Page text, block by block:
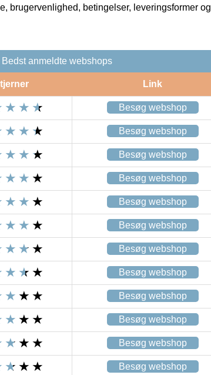
brugervenlighed, betingelser, leveringsformer og
Bedst anmeldte webshops
Link
Besøg webshop
Besøg webshop
Besøg webshop
Besøg webshop
Besøg webshop
Besøg webshop
Besøg webshop
Besøg webshop
Besøg webshop
Besøg webshop
Besøg webshop
Besøg webshop